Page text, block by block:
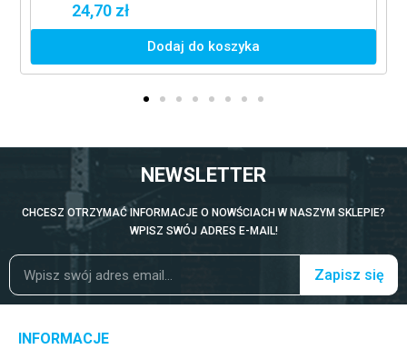
24,70 zł
Dodaj do koszyka
NEWSLETTER
CHCESZ OTRZYMAĆ INFORMACJE O NOWŚCIACH W NASZYM SKLEPIE?
WPISZ SWÓJ ADRES E-MAIL!
Zapisz się
INFORMACJE